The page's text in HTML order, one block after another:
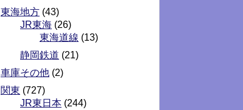
東海地方 (43)
JR東海 (26)
東海道線 (13)
静岡鉄道 (21)
車庫その他 (2)
関東 (727)
JR東日本 (244)